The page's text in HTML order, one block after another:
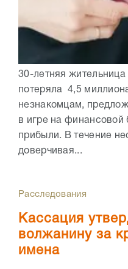
30-летняя
потеряла 4,5
незнакомцам,
в игре на финансовой
прибыли. В течение
доверчивая...
Расследования
Кассация
волжанину за
имена